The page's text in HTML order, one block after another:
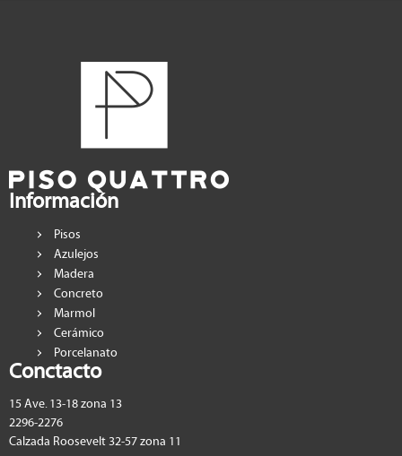
Información
Pisos
Azulejos
Madera
Concreto
Marmol
Cerámico
Porcelanato
Conctacto
15 Ave. 13-18 zona 13
2296-2276
Calzada Roosevelt 32-57 zona 11